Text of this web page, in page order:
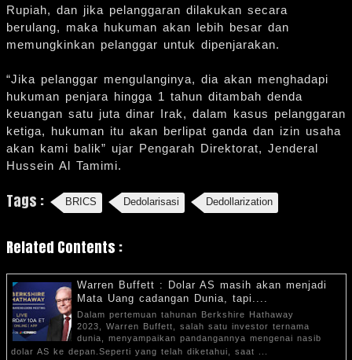
Rupiah, dan jika pelanggaran dilakukan secara
berulang, maka hukuman akan lebih besar dan
memungkinkan pelanggar untuk dipenjarakan.
“Jika pelanggar mengulanginya, dia akan menghadapi
hukuman penjara hingga 1 tahun ditambah denda
keuangan satu juta dinar Irak, dalam kasus pelanggaran
ketiga, hukuman itu akan berlipat ganda dan izin usaha
akan kami balik” ujar Pengarah Direktorat, Jenderal
Hussein Al Tamimi.
Tags : BRICS Dedolarisasi Dedollarization
Related Contents :
Warren Buffett : Dolar AS masih akan menjadi
Mata Uang cadangan Dunia, tapi....
Dalam pertemuan tahunan Berkshire Hathaway
2023, Warren Buffett, salah satu investor ternama
dunia, menyampaikan pandangannya mengenai nasib
dolar AS ke depan.Seperti yang telah diketahui, saat ...